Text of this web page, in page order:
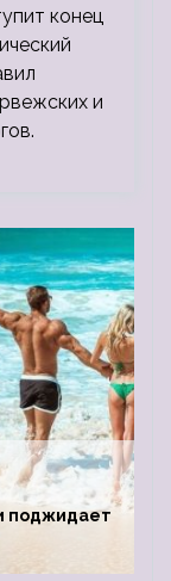
конец
и
поджидает